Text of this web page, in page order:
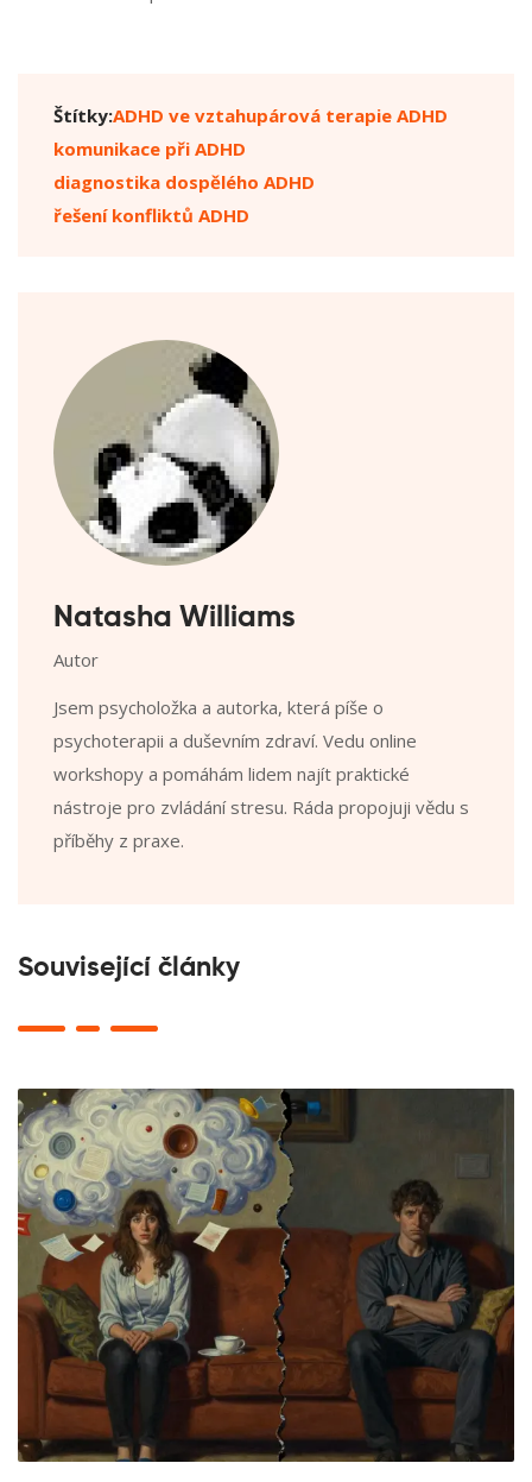
Štítky:ADHD ve vztahupárová terapie ADHD
komunikace při ADHD
diagnostika dospělého ADHD
řešení konfliktů ADHD
Natasha Williams
Autor
Jsem psycholožka a autorka, která píše o
psychoterapii a duševním zdraví. Vedu online
workshopy a pomáhám lidem najít praktické
nástroje pro zvládání stresu. Ráda propojuji vědu s
příběhy z praxe.
Související články